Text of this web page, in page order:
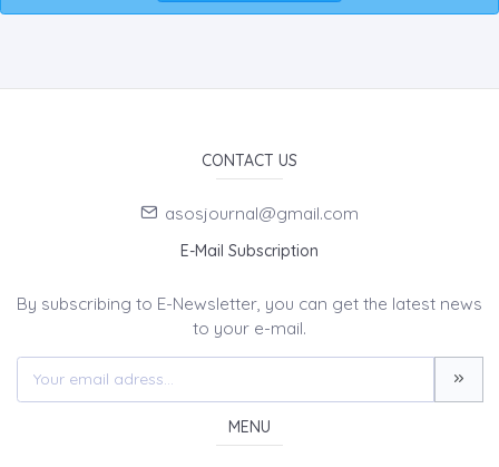
CONTACT US
asosjournal@gmail.com
E-Mail Subscription
By subscribing to E-Newsletter, you can get the latest news
to your e-mail.
MENU